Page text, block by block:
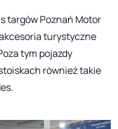
targów Poznań Motor
turystyczne
tym pojazdy
również takie